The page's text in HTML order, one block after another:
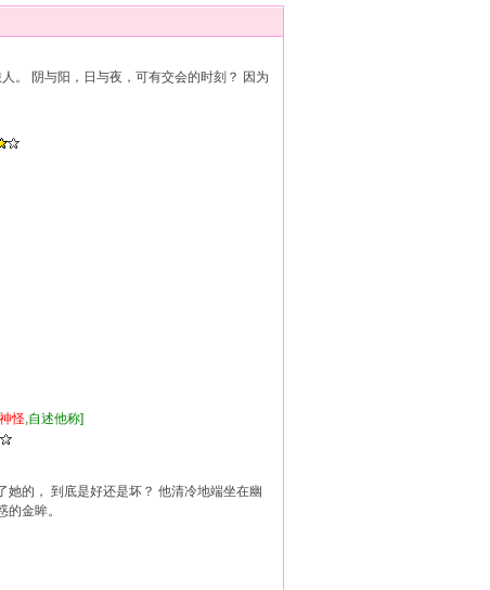
。 阴与阳，日与夜，可有交会的时刻？ 因为
神怪,自述他称]
的， 到底是好还是坏？ 他清冷地端坐在幽
金眸。